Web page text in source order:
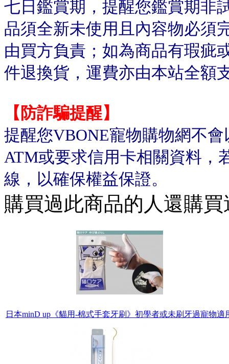
七日鑑賞期，提醒您鑑賞期非
品須全新未使用且內容物必須
由買方負責；如為商品有瑕疵
件退換貨，運費亦由本站全額
【防詐騙提醒】
提醒您VBONE寵物購物網不
ATM或要求信用卡相關資料，
線，以確保權益保證。
購買過此商品的人還購買
日本minD up《貓用-棉式手套牙刷》初學者或未刷牙過寵物適